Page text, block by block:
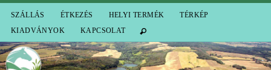
SZÁLLÁS ÉTKEZÉS HELYI TERMÉK
TÉRKÉP
KIADVÁNYOK
KAPCSOLAT